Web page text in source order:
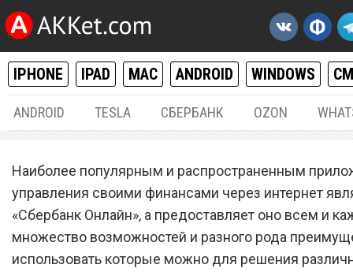
IPHONE IPAD MAC ANDROID WINDOWS
ANDROID TESLA СБЕРБАНК OZON
«Сбербанк Онлайн»
работать на смартфонах
и iOS. Найдено решение
Наиболее популярным и распространенным
управления своими финансами через интернет
«Сбербанк Онлайн», а предоставляет оно всем и
множество возможностей и разного рода
использовать которые можно для решения